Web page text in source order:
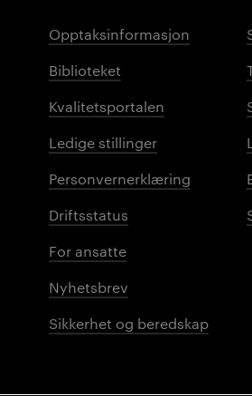
Opptaksinformasjon
Biblioteket
Kvalitetsportalen
Ledige stillinger
Personvernerklæring
Driftsstatus
For ansatte
Nyhetsbrev
Sikkerhet og beredskap